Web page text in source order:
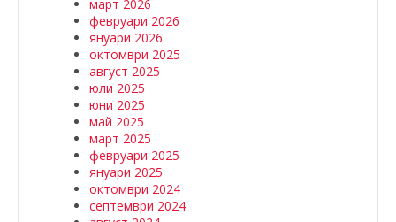
март 2026
февруари 2026
януари 2026
октомври 2025
август 2025
юли 2025
юни 2025
май 2025
март 2025
февруари 2025
януари 2025
октомври 2024
септември 2024